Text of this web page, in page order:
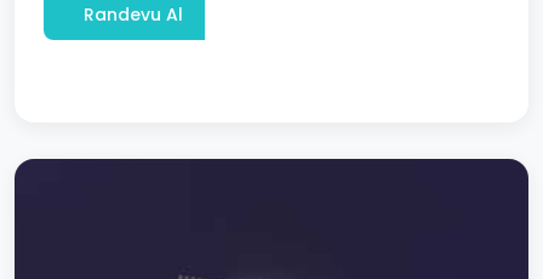
Randevu Al